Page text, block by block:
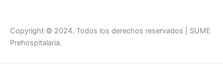
Copyright © 2024. Todos los derechos reservados | SUME
Prehospitalaria.